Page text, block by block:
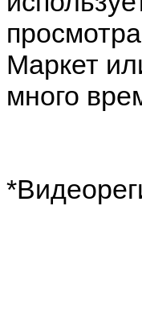
Маркет
много